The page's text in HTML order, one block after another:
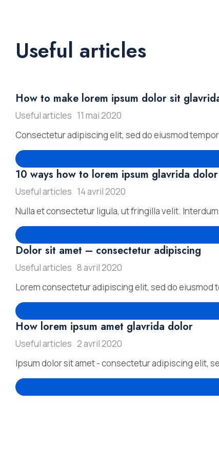
Useful articles
How to make lorem ipsum dolor sit
Useful articles 11 mai 2020
Consectetur adipiscing elit, sed do eiusmod
10 ways how to lorem ipsum glavrida
Useful articles 14 avril 2020
Nulla et consectetur ligula, ut fringilla velit.
Dolor sit amet – consectetur adipiscing
Useful articles 8 avril 2020
Lorem consectetur adipiscing elit, sed do eiusmod
How lorem ipsum amet glavrida dolor
Useful articles 2 avril 2020
Ipsum dolor sit amet - consectetur adipiscing elit,